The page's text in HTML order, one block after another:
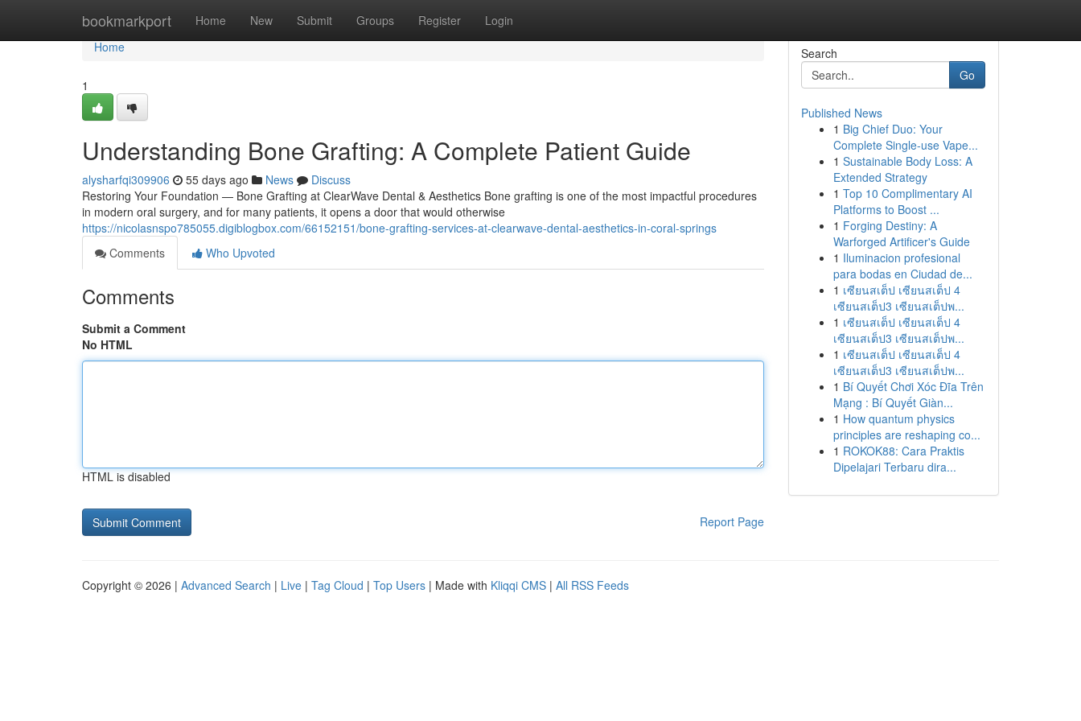
bookmarkport Home New Submit Groups Register Login
Home
Home
1
Understanding Bone Grafting: A Complete Patient Guide
alysharfqi309906 55 days ago News
Discuss
Restoring Your Foundation — Bone Grafting at ClearWave Dental & Aesthetics Bone grafting is one of the most impactful procedures
in modern oral surgery, and for many patients, it opens a door that would otherwise
https://nicolasnspo785055.digiblogbox.com/66152151/bone-grafting-services-at-clearwave-dental-aesthetics-in-coral-springs
Comments
Who Upvoted
Comments
Submit a Comment
No HTML
HTML is disabled
Report Page
Search
Go
Published News
1 Big Chief Duo: Your
Complete Single-use Vape...
1 Sustainable Body Loss: A
Extended Strategy
1 Top 10 Complimentary AI
Platforms to Boost ...
1 Forging Destiny: A
Warforged Artificer's Guide
1 Iluminacion profesional
para bodas en Ciudad de...
1 เซียนสเต็ป เซียนสเต็ป 4
เซียนสเต็ป3 เซียนสเต็ปพ...
1 เซียนสเต็ป เซียนสเต็ป 4
เซียนสเต็ป3 เซียนสเต็ปพ...
1 เซียนสเต็ป เซียนสเต็ป 4
เซียนสเต็ป3 เซียนสเต็ปพ...
1 Bí Quyết Chơi Xóc Đĩa Trên
Mạng : Bí Quyết Giàn...
1 How quantum physics
principles are reshaping co...
1 ROKOK88: Cara Praktis
Dipelajari Terbaru dira...
Copyright © 2026 | Advanced Search | Live | Tag Cloud | Top Users | Made with Kliqqi CMS | All RSS Feeds